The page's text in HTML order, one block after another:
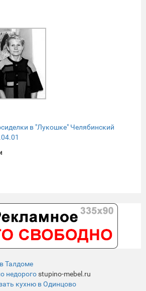
в "Лукошке" Челябинский
Талдоме
недорогоstupino-mebel.ru
кухню в Одинцово